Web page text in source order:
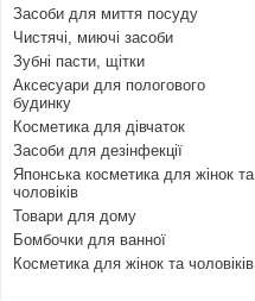
Засоби для миття посуду
Чистячі, миючі засоби
Зубні пасти, щітки
Аксесуари для пологового
будинку
Косметика для дівчаток
Засоби для дезінфекції
Японська косметика для жінок та
чоловіків
Товари для дому
Бомбочки для ванної
Косметика для жінок та чоловіків